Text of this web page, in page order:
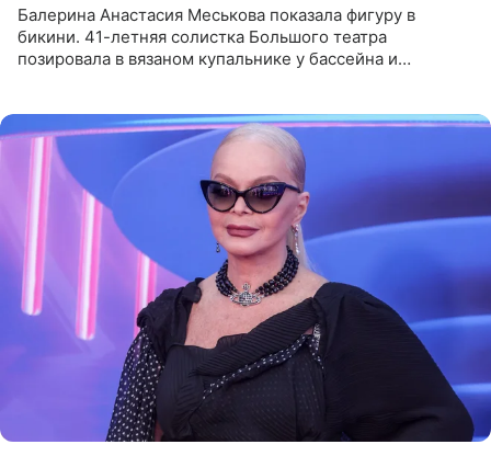
Балерина Анастасия Меськова показала фигуру в
бикини. 41-летняя солистка Большого театра
позировала в вязаном купальнике у бассейна и